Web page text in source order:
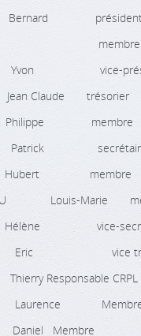
membre
vice-
Claude trésorier
Philippe membre
membre
Louis-Marie
vice-
vice
Responsable CRPL
Membre
Membre